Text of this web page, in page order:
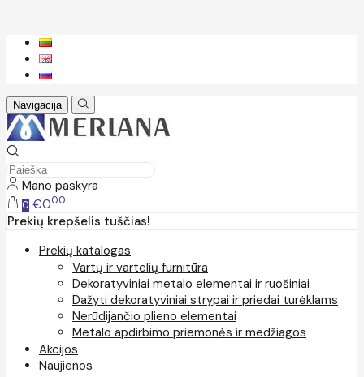
Navigacija
Mano paskyra
0 €000
Prekių krepšelis tuščias!
Prekių katalogas
Vartų ir vartelių furnitūra
Dekoratyviniai metalo elementai ir ruošiniai
Dažyti dekoratyviniai strypai ir priedai turėklams
Nerūdijančio plieno elementai
Metalo apdirbimo priemonės ir medžiagos
Akcijos
Naujienos